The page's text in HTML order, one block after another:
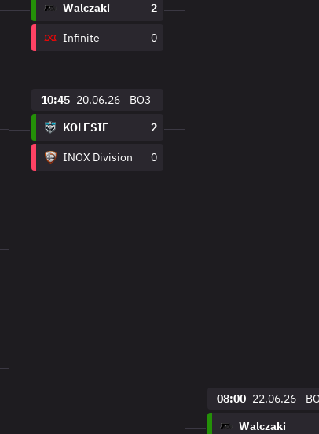
Walczaki
2
Infinite 0
10:45 20.06.26
BO3
KOLESIE
2
INOX Division 0
08:00 22.06.26
Walczaki